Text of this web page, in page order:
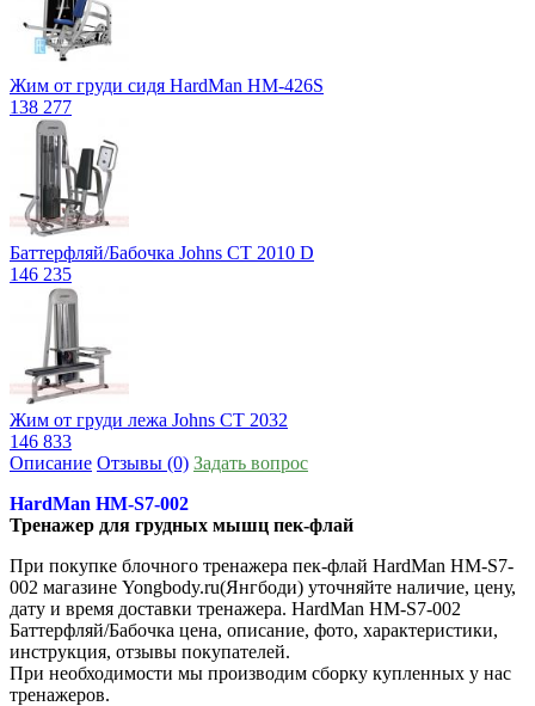
Жим от груди сидя HardMan HM-426S
138 277
Баттерфляй/Бабочка Jоhns CT 2010 D
146 235
Жим от груди лежа Jоhns CT 2032
146 833
Описание Отзывы (0) Задать вопрос
HardMan HM-S7-002
Тренажер для грудных мышц пек-флай
При покупке блочного тренажера пек-флай HardMan HM-S7-
002 магазине Yongbody.ru(Янгбоди) уточняйте наличие, цену,
дату и время доставки тренажера. HardMan HM-S7-002
Баттерфляй/Бабочка цена, описание, фото, характеристики,
инструкция, отзывы покупателей.
При необходимости мы производим сборку купленных у нас
тренажеров.